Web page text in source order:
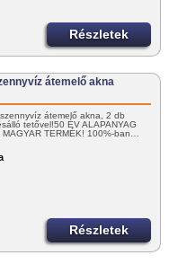
Részletek
átemelő akna
átemelő akna, 2 db
tetővel!50 ÉV ALAPANYAG
TERMÉK! 100%-ban…
Részletek